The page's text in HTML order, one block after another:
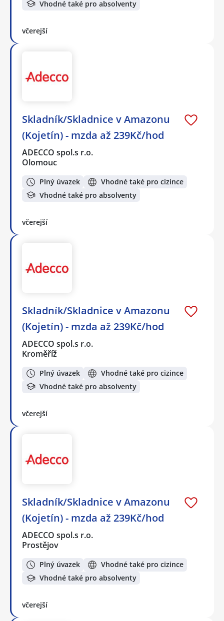
Vhodné také pro absolventy
včerejší
Skladník/Skladnice v Amazonu
(Kojetín) - mzda až 239Kč/hod
ADECCO spol.s r.o.
Olomouc
Plný úvazek
Vhodné také pro cizince
Vhodné také pro absolventy
včerejší
Skladník/Skladnice v Amazonu
(Kojetín) - mzda až 239Kč/hod
ADECCO spol.s r.o.
Kroměříž
Plný úvazek
Vhodné také pro cizince
Vhodné také pro absolventy
včerejší
Skladník/Skladnice v Amazonu
(Kojetín) - mzda až 239Kč/hod
ADECCO spol.s r.o.
Prostějov
Plný úvazek
Vhodné také pro cizince
Vhodné také pro absolventy
včerejší